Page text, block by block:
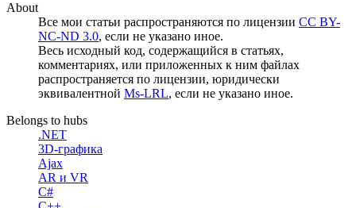
About
Все мои статьи распространяются по лицензии CC BY-
NC-ND 3.0, если не указано иное.
Весь исходный код, содержащийся в статьях,
комментариях, или приложенных к ним файлах
распространяется по лицензии, юридически
эквивалентной Ms-LRL, если не указано иное.
Belongs to hubs
.NET
3D-графика
Ajax
AR и VR
C#